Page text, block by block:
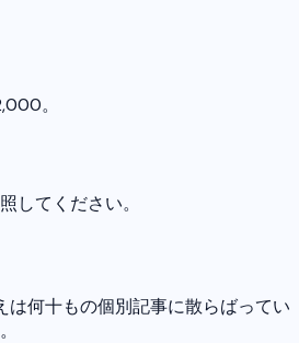
。
してください。
は何十もの個別記事に散らばってい